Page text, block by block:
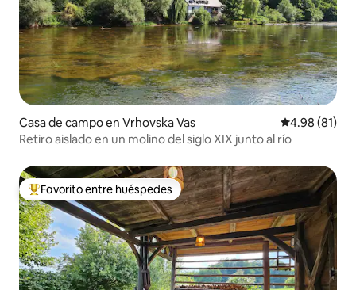
Casa de campo en Vrhovska Vas Calificación
4.98 (81)
Retiro aislado en un molino del siglo XIX junto al río
Favorito entre huéspedes preferido
Favorito entre huéspedes